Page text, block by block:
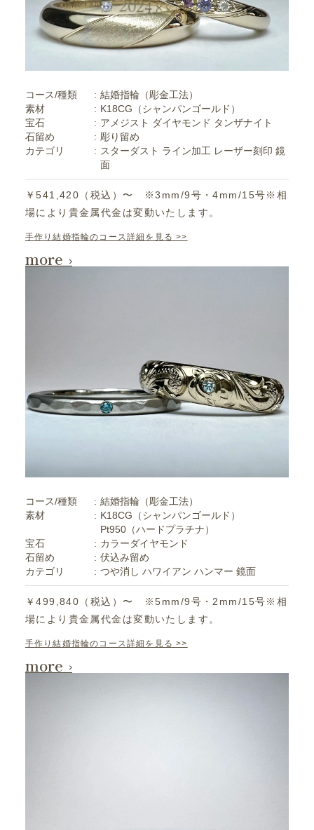
コース/種類
結婚指輪（彫金工法）
素材
K18CG（シャンパンゴールド）
宝石
アメジスト ダイヤモンド タンザナイト
石留め
彫り留め
カテゴリ
スターダスト ライン加工 レーザー刻印鏡
面
￥541,420（税込）〜 ※3mm/9号・4mm/15号※相
場により貴金属代金は変動いたします。
手作り結婚指輪のコース詳細を見る >>
more
コース/種類
結婚指輪（彫金工法）
素材
K18CG（シャンパンゴールド）
Pt950（ハードプラチナ）
宝石
カラーダイヤモンド
石留め
伏込み留め
カテゴリ
つや消しハワイアンハンマー鏡面
￥499,840（税込）〜 ※5mm/9号・2mm/15号※相
場により貴金属代金は変動いたします。
手作り結婚指輪のコース詳細を見る >>
more